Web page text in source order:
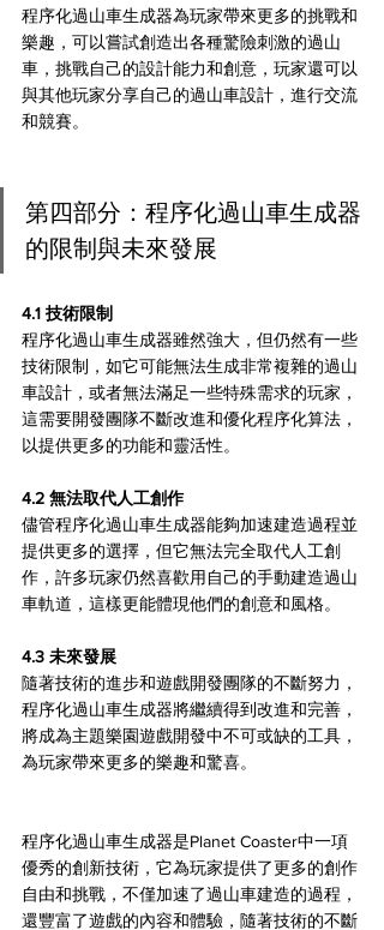
程序化過山車生成器為玩家帶來更多的挑戰和
樂趣，可以嘗試創造出各種驚險刺激的過山
車，挑戰自己的設計能力和創意，玩家還可以
與其他玩家分享自己的過山車設計，進行交流
和競賽。
第四部分：程序化過山車生成器
的限制與未來發展
4.1 技術限制
程序化過山車生成器雖然強大，但仍然有一些
技術限制，如它可能無法生成非常複雜的過山
車設計，或者無法滿足一些特殊需求的玩家，
這需要開發團隊不斷改進和優化程序化算法，
以提供更多的功能和靈活性。
4.2 無法取代人工創作
儘管程序化過山車生成器能夠加速建造過程並
提供更多的選擇，但它無法完全取代人工創
作，許多玩家仍然喜歡用自己的手動建造過山
車軌道，這樣更能體現他們的創意和風格。
4.3 未來發展
隨著技術的進步和遊戲開發團隊的不斷努力，
程序化過山車生成器將繼續得到改進和完善，
將成為主題樂園遊戲開發中不可或缺的工具，
為玩家帶來更多的樂趣和驚喜。
程序化過山車生成器是Planet Coaster中一項
優秀的創新技術，它為玩家提供了更多的創作
自由和挑戰，不僅加速了過山車建造的過程，
還豐富了遊戲的內容和體驗，隨著技術的不斷